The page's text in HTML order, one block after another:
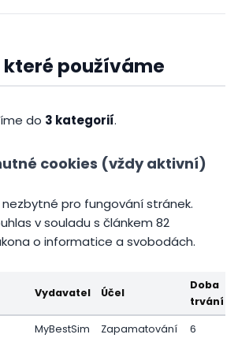
které používáme
do 3 kategorií.
cookies (vždy aktivní)
pro fungování stránek.
v souladu s článkem 82
o informatice a svobodách.
Vydavatel Účel
Doba
trvání
MyBestSim
Zapamatování
6